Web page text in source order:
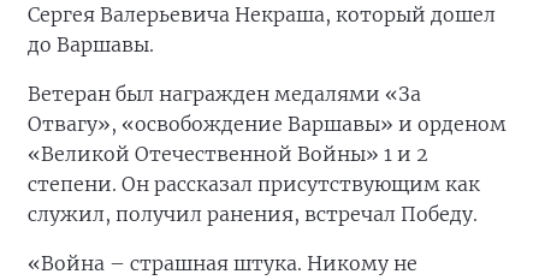
Сергея Валерьевича Некраша, который дошел
до Варшавы.
Ветеран был награжден медалями «За
Отвагу», «освобождение Варшавы» и орденом
«Великой Отечественной Войны» 1 и 2
степени. Он рассказал присутствующим как
служил, получил ранения, встречал Победу.
«Война – страшная штука. Никому не